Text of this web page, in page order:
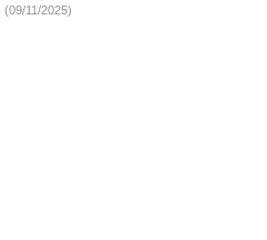
(09/11/2025)